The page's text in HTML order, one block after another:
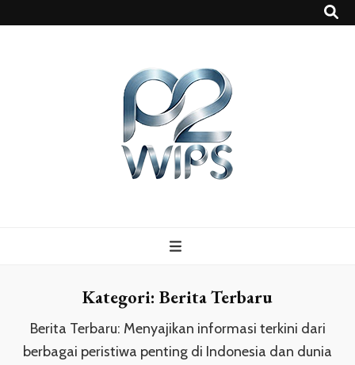
Kategori: Berita Terbaru
Berita Terbaru: Menyajikan informasi terkini dari
berbagai peristiwa penting di Indonesia dan dunia